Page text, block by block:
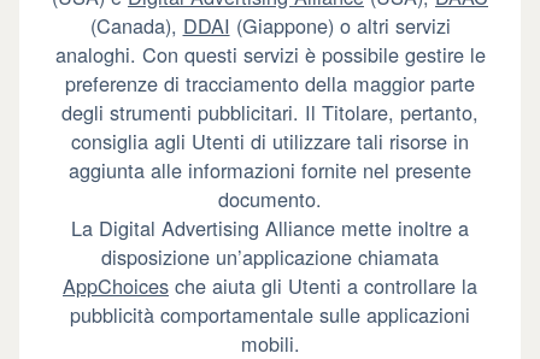
(Canada), DDAI (Giappone) o altri servizi
analoghi. Con questi servizi è possibile gestire le
preferenze di tracciamento della maggior parte
degli strumenti pubblicitari. Il Titolare, pertanto,
consiglia agli Utenti di utilizzare tali risorse in
aggiunta alle informazioni fornite nel presente
documento.
La Digital Advertising Alliance mette inoltre a
disposizione un’applicazione chiamata
AppChoices che aiuta gli Utenti a controllare la
pubblicità comportamentale sulle applicazioni
mobili.